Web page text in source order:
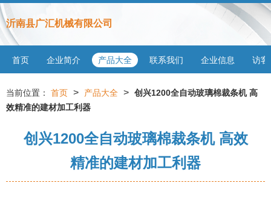
沂南县广汇机械有限公司
首页 企业简介 产品大全 联系我们 企业信息 访客
当前位置： 首页 > 产品大全 > 创兴1200全自动玻璃棉裁条机 高
效精准的建材加工利器
创兴1200全自动玻璃棉裁条机 高效
精准的建材加工利器